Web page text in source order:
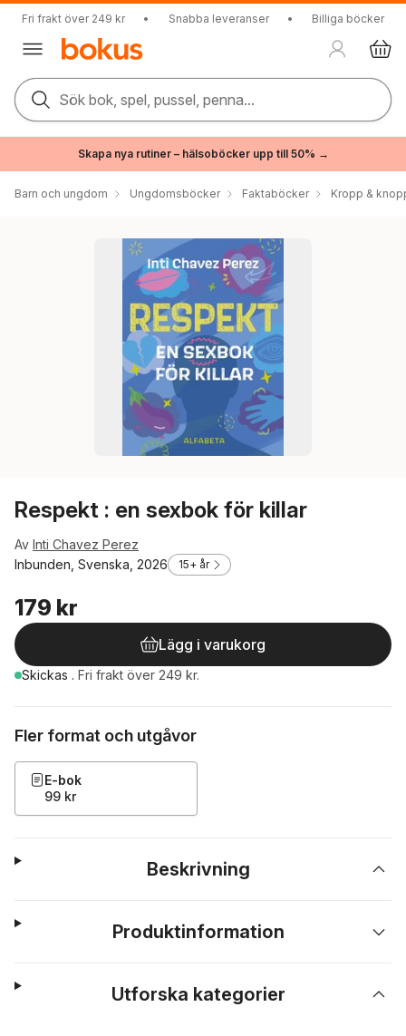
Fri frakt över 249 kr • Snabba leveranser • Billiga böcker
Sök bok, spel, pussel, penna...
Skapa nya rutiner – hälsoböcker upp till 50% →
Barn och ungdom Ungdomsböcker Faktaböcker Kropp &
Respekt : en sexbok för killar
Av Inti Chavez Perez
Inbunden, Svenska, 2026
15+ år
179 kr
Lägg i varukorg
Skickas . Fri frakt över 249 kr.
Fler format och utgåvor
E-bok
99 kr
Beskrivning
Produktinformation
Utforska kategorier